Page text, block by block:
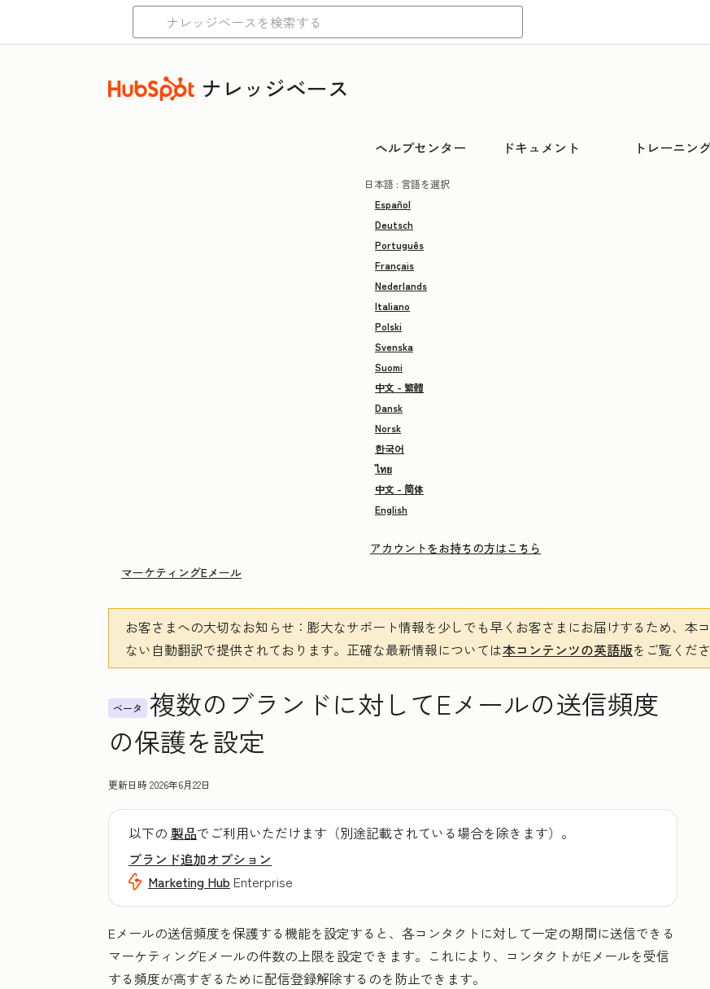
ナレッジベース
ヘルプセンター ドキュメント トレーニン
日本語 : 言語を選択
Español
Deutsch
Português
Français
Nederlands
Italiano
Polski
Svenska
Suomi
中文 - 繁體
Dansk
Norsk
한국어
ไทย
中文 - 简体
English
アカウントをお持ちの方はこちら
マーケティングEメール
お客さまへの大切なお知らせ ：膨大なサポート情報を少しでも早くお客さまにお届けするため、本
ない自動翻訳で提供されております。 正確な最新情報については本コンテンツの英語版をご覧くださ
ベータ
複数のブランドに対してEメールの送信頻度
の保護を設定
更新日時2026年6月22日
以下の 製品でご利用いただけます（別途記載されている場合を除きます）。
ブランド追加オプション
Marketing Hub Enterprise
Eメールの送信頻度を保護する機能を設定すると、各コンタクトに対して一定の期間に送信できる
マーケティングEメールの件数の上限を設定できます。これにより、コンタクトがEメールを受信
する頻度が高すぎるために配信登録解除するのを防止できます。